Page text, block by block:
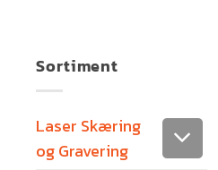
Sortiment
Laser Skæring
og Gravering